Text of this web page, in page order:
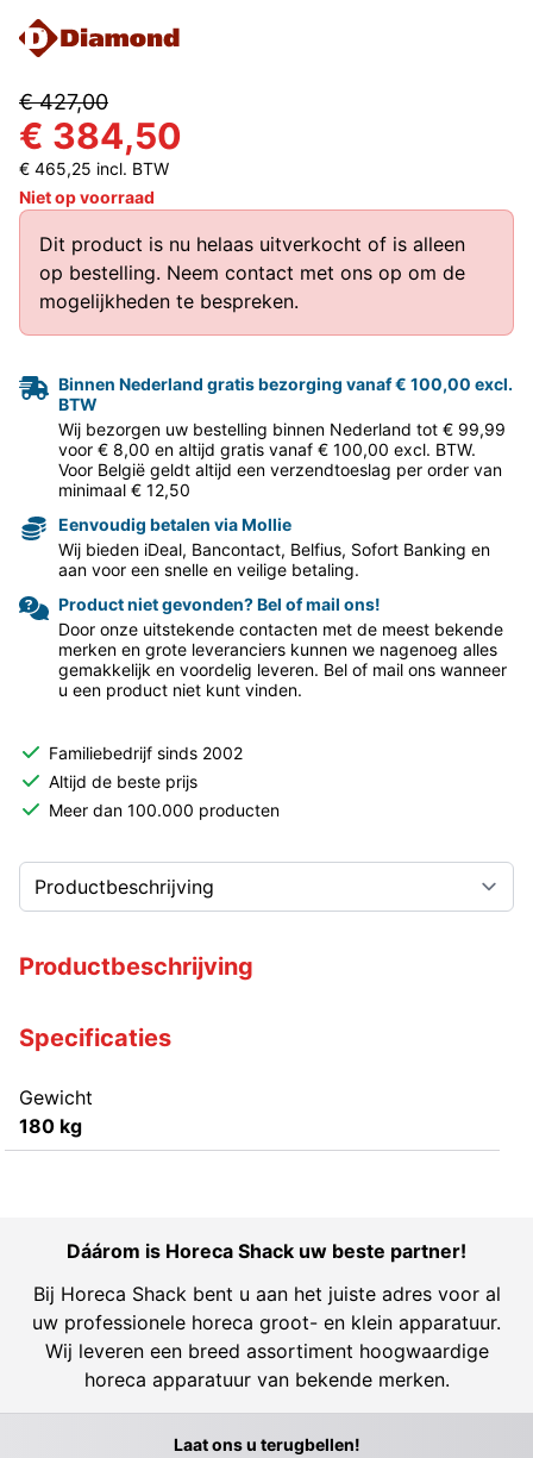
€ 427,00
€ 384,50
€ 465,25 incl. BTW
Niet op voorraad
Dit product is nu helaas uitverkocht of is alleen
op bestelling. Neem contact met ons op om de
mogelijkheden te bespreken.
Binnen Nederland gratis bezorging vanaf € 100,00 excl.
BTW
Wij bezorgen uw bestelling binnen Nederland tot € 99,99
voor € 8,00 en altijd gratis vanaf € 100,00 excl. BTW.
Voor België geldt altijd een verzendtoeslag per order van
minimaal € 12,50
Eenvoudig betalen via Mollie
Wij bieden iDeal, Bancontact, Belfius, Sofort Banking en
aan voor een snelle en veilige betaling.
Product niet gevonden? Bel of mail ons!
Door onze uitstekende contacten met de meest bekende
merken en grote leveranciers kunnen we nagenoeg alles
gemakkelijk en voordelig leveren. Bel of mail ons wanneer
u een product niet kunt vinden.
Familiebedrijf sinds 2002
Altijd de beste prijs
Meer dan 100.000 producten
Productbeschrijving
Specificaties
Gewicht
180 kg
Dáárom is Horeca Shack uw beste partner!
Bij Horeca Shack bent u aan het juiste adres voor al
uw professionele horeca groot- en klein apparatuur.
Wij leveren een breed assortiment hoogwaardige
horeca apparatuur van bekende merken.
Laat ons u terugbellen!